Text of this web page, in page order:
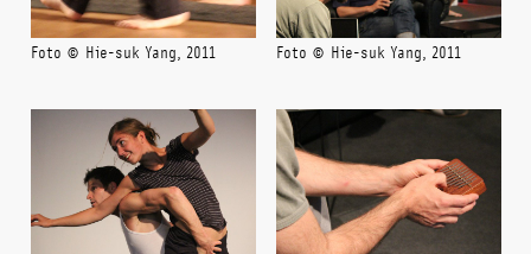
Foto © Hie-suk Yang, 2011 Foto © Hie-suk Yang, 2011